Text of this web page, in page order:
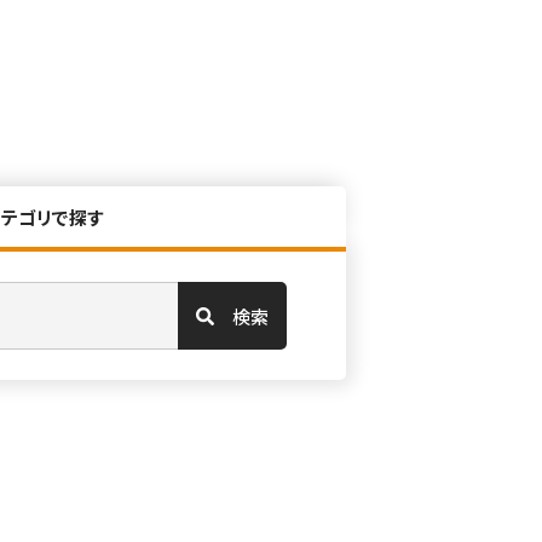
ゴリで探す
検索